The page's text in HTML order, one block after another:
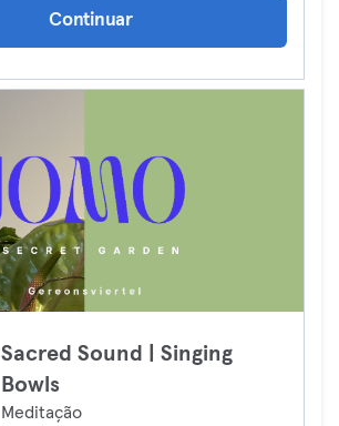
Continuar
Sacred Sound | Singing
Bowls
Meditação